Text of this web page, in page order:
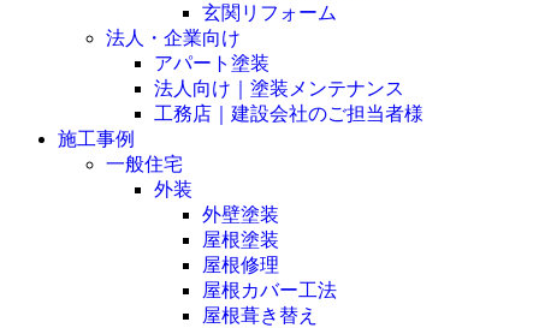
玄関リフォーム
法人・企業向け
アパート塗装
法人向け｜塗装メンテナンス
工務店｜建設会社のご担当者様
施工事例
一般住宅
外装
外壁塗装
屋根塗装
屋根修理
屋根カバー工法
屋根葺き替え